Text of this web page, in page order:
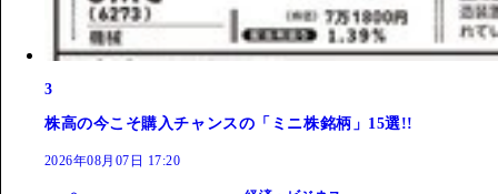
3
株高の今こそ購入チャンスの「ミニ株銘柄」15選!!
2026年08月07日 17:20